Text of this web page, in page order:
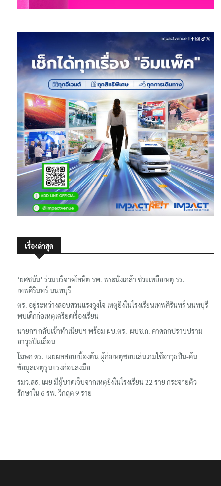
เรื่องล่าสุด
‘ยศชนัน’ ร่วมบริจาคโลหิต รพ. พระนั่งเกล้า ช่วยเหยื่อเหตุ รร.
เทพศิรินทร์ นนทบุรี
ตร. อยู่ระหว่างสอบสวนแรงจูงใจ เหตุยิงในโรงเรียนเทพศิรินทร์ นนทบุรี
พบเด็กก่อเหตุเครียดเรื่องเรียน
นายกฯ กลับเข้าทำเนียบฯ พร้อม ผบ.ตร.-ผบช.ก. คาดถกปราบปราม
อาวุธปืนเถื่อน
โฆษก ตร. เผยผลสอบเบื้องต้น ผู้ก่อเหตุชอบเล่นเกมใช้อาวุธปืน-ค้น
ข้อมูลเหตุรุนแรงก่อนลงมือ
รมว.สธ. เผย มีผู้บาดเจ็บจากเหตุยิงในโรงเรียน 22 ราย กระจายตัว
รักษาใน 6 รพ. วิกฤต 9 ราย